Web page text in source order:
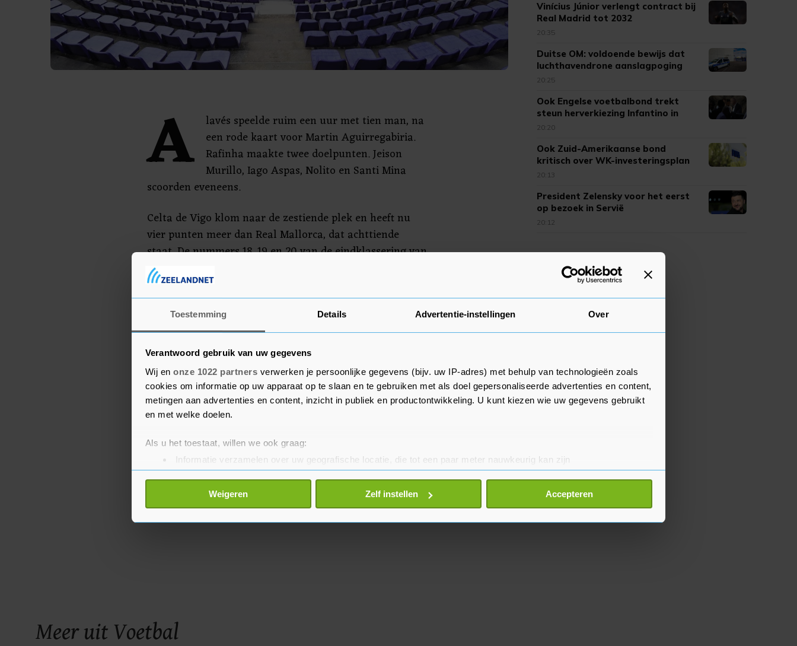
Toestemming Details Advertentie-instellingen Over
Verantwoord gebruik van uw gegevens
Wij en onze 1022 partners verwerken je persoonlijke gegevens (bijv. uw IP-adres) met behulp van technologieën zoals
cookies om informatie op uw apparaat op te slaan en te gebruiken met als doel gepersonaliseerde advertenties en content,
metingen aan advertenties en content, inzicht in publiek en productontwikkeling. U kunt kiezen wie uw gegevens gebruikt
en met welke doelen.
Als u het toestaat, willen we ook graag:
Informatie verzamelen over uw geografische locatie, die tot een paar meter nauwkeurig kan zijn
Uw apparaat identificeren door het actief te scannen op specifieke eigenschappen (fingerprinting)
Lees meer over hoe uw persoonlijke gegevens worden verwerkt en stel uw voorkeuren in het
detailgedeelte
toestemming op elk moment wijzigen of intrekken in de Cookieverklaring.
Weigeren Zelf instellen Accepteren
A
lavés speelde ruim een uur met tien man, na
een rode kaart voor Martin Aguirregabiria.
Rafinha maakte twee doelpunten. Jeison
Murillo, Iago Aspas, Nolito en Santi Mina
scoorden eveneens.
Celta de Vigo klom naar de zestiende plek en heeft nu
vier punten meer dan Real Mallorca, dat achttiende
staat. De nummers 18, 19 en 20 van de eindklassering van
de hoogste Spaanse voetbalklasse degraderen.
Celta de Vigo leidde bij rust al met 4-0. De laatste keer
dat de club halverwege zo overtuigend leidde, dateerde
van 17 maart 1996 toen Espanyol op bezoek was (4-0).
Meer uit Voetbal
Vinícius Júnior verlengt contract bij
Real Madrid tot 2032
20:35
Duitse OM: voldoende bewijs dat
luchthavendrone aanslagpoging
was
20:25
Ook Engelse voetbalbond trekt
steun herverkiezing Infantino in
20:20
Ook Zuid-Amerikaanse bond
kritisch over WK-investeringsplan
FIFA
20:13
President Zelensky voor het eerst
op bezoek in Servië
20:12